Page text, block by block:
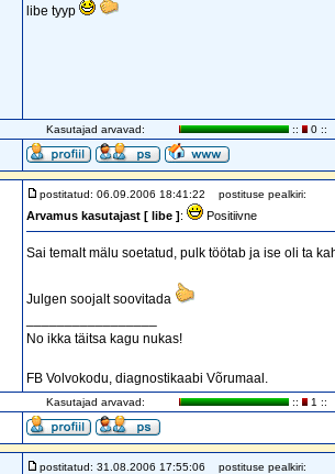
libe tyyp
Kasutajad arvavad: :: 0 ::
postitatud: 06.09.2006 18:41:22 postituse pealkiri:
Arvamus kasutajast [ libe ]: Positiivne
Sai temalt mälu soetatud, pulk töötab ja ise oli ta
Julgen soojalt soovitada
No ikka täitsa kagu nukas!
FB Volvokodu, diagnostikaabi Võrumaal.
Kasutajad arvavad: :: 1 ::
postitatud: 31.08.2006 17:55:06 postituse pealkiri: